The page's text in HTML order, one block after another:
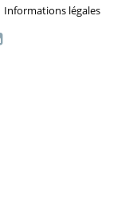
Informations légales